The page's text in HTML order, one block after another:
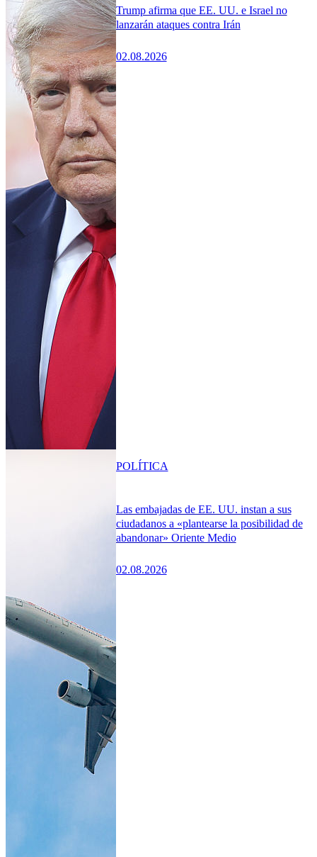
Trump afirma que EE. UU. e Israel no
lanzarán ataques contra Irán
02.08.2026
Las embajadas de EE. UU. instan a sus
ciudadanos a «plantearse la posibilidad de
abandonar» Oriente Medio
02.08.2026
POLÍTICA